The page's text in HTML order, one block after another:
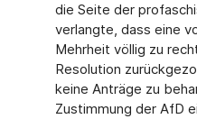
die Seite der
verlangte, dass eine
Mehrheit völlig zu
Resolution
keine Anträge zu
Zustimmung der AfD